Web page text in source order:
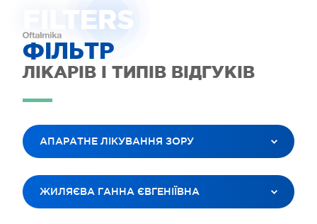
FILTERS
ФІЛЬТР
ЛІКАРІВ І ТИПІВ ВІДГУКІВ
АПАРАТНЕ ЛІКУВАННЯ ЗОРУ
ВСІ ПОСЛУГИ
ЛАЗЕРНА КОРЕКЦІЯ ЗОРУ
ЖИЛЯЄВА ГАННА ЄВГЕНІЇВНА